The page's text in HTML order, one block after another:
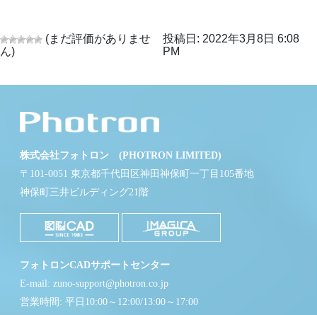
(まだ評価がありませ
ん)
投稿日: 2022年3月8日 6:08
PM
株式会社フォトロン (PHOTRON LIMITED)
〒101-0051 東京都千代田区神田神保町一丁目105番地
神保町三井ビルディング21階
フォトロンCADサポートセンター
E-mail: zuno-support@photron.co.jp
営業時間: 平日10:00～12:00/13:00～17:00